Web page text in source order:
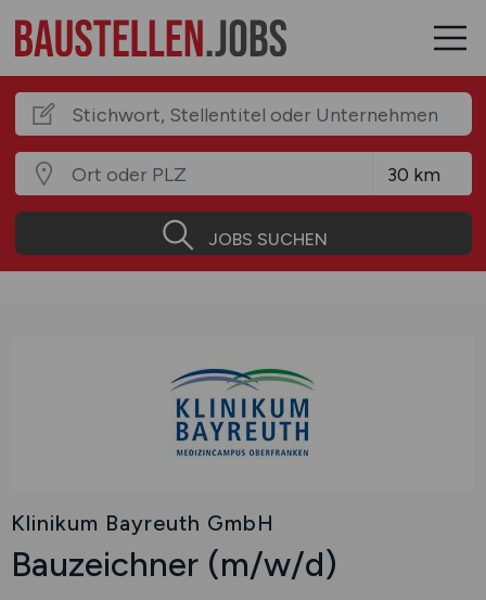
JOBS SUCHEN
Klinikum Bayreuth GmbH
Bauzeichner (m/w/d)